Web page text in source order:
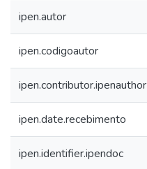
ipen.autor
ipen.codigoautor
ipen.contributor.ipenauthor
ipen.date.recebimento
ipen.identifier.ipendoc